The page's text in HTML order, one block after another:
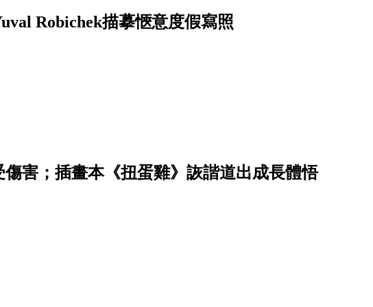
Robichek描摹愜意度假寫照
害；插畫本《扭蛋雞》詼諧道出成長體悟